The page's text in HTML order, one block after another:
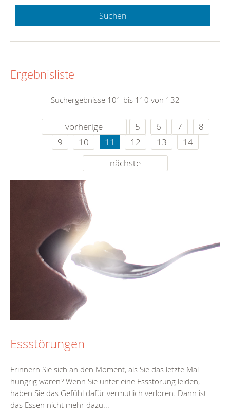
Suchen
Ergebnisliste
Suchergebnisse 101 bis 110 von 132
vorherige 5 6 7
8
9
10 11 12 13
14
nächste
Essstörungen
Erinnern Sie sich an den Moment, als Sie das letzte Mal
hungrig waren? Wenn Sie unter eine Essstörung leiden,
haben Sie das Gefühl dafür vermutlich verloren. Dann ist
das Essen nicht mehr dazu...